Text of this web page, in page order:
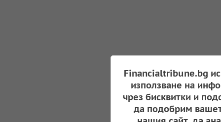
Financialtribune.bg
използване на
чрез бисквитки и
да подобрим